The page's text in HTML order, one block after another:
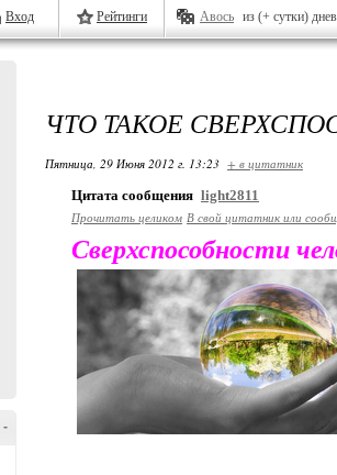
Вход Рейтинги Авось из (+ сутки)
-
ЧТО ТАКОЕ
Пятница, 29 Июня 2012 г. 13:23 + в цитатник
Цитата сообщения light2811
Прочитать целиком В свой цитатник или
Сверхспособности